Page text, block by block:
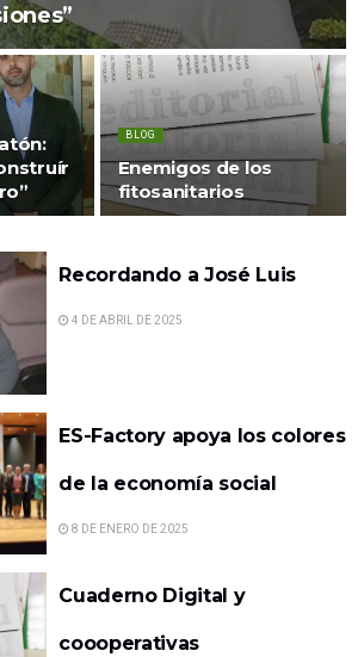
BLOG
Enemigos de los
fitosanitarios
Recordando a José Luis
4 DE ABRIL DE 2025
ES-Factory apoya los colores
de la economía social
8 DE ENERO DE 2025
Cuaderno Digital y
coooperativas